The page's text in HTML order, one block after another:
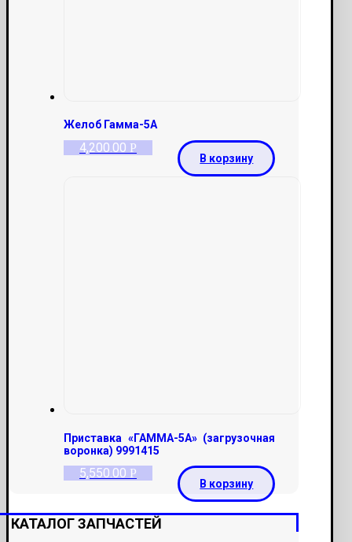
Желоб Гамма-5А
4,200.00 Р
В корзину
Приставка «ГАММА-5А» (загрузочная
воронка) 9991415
5,550.00 Р
В корзину
КАТАЛОГ ЗАПЧАСТЕЙ